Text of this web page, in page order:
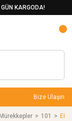
KARGODA!
Bize Ulaşın
101